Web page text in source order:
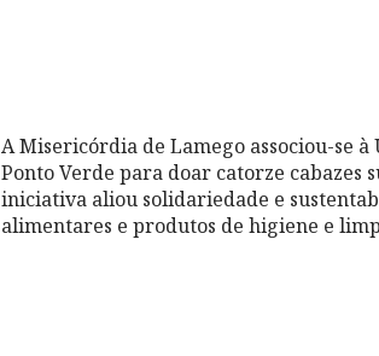
A Misericórdia de Lamego associou-se
Ponto Verde para doar catorze cabazes
iniciativa aliou solidariedade e
alimentares e produtos de higiene e